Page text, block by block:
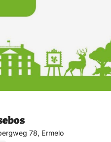
78, Ermelo